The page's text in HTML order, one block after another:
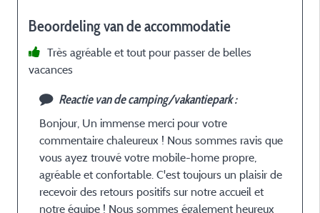
Beoordeling van de accommodatie
Très agréable et tout pour passer de belles
vacances
Reactie van de camping/vakantiepark :
Bonjour, Un immense merci pour votre
commentaire chaleureux ! Nous sommes ravis que
vous ayez trouvé votre mobile-home propre,
agréable et confortable. C'est toujours un plaisir de
recevoir des retours positifs sur notre accueil et
notre équipe ! Nous sommes également heureux